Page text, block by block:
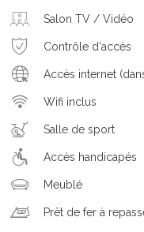
Salon TV / Vidéo
Contrôle d'accès
Accès internet
Wifi inclus
Salle de sport
Accès handicapés
Meublé
Prêt de fer à